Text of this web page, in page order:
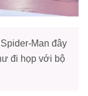
Man đây
đi họp với bộ